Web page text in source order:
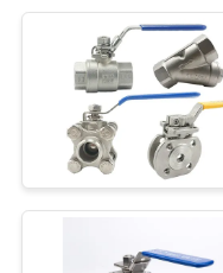
válvula
água